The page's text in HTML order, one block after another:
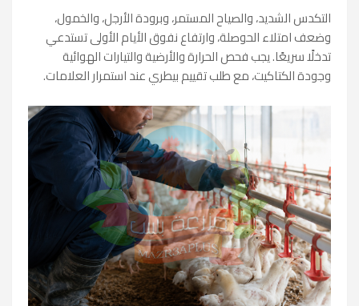
التكدس الشديد، والصياح المستمر، وبرودة الأرجل، والخمول،
وضعف امتلاء الحوصلة، وارتفاع نفوق الأيام الأولى تستدعي
تدخلًا سريعًا. يجب فحص الحرارة والأرضية والتيارات الهوائية
وجودة الكتاكيت، مع طلب تقييم بيطري عند استمرار العلامات.